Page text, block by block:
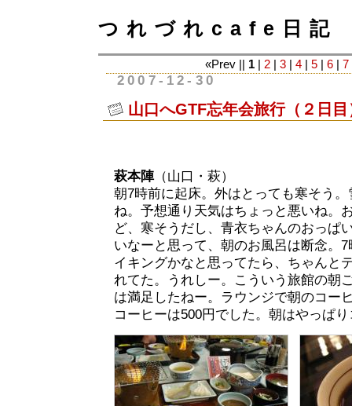
つれづれcafe日記
«Prev || 1 2 3 4 5 6 7
2007-12-30
山口へGTF忘年会旅行（２日目
萩本陣（山口・萩）
朝7時前に起床。外はとっても寒そう
ね。予想通り天気はちょっと悪いね。
ど、寒そうだし、青衣ちゃんのおっぱ
いなーと思って、朝のお風呂は断念。
イキングかなと思ってたら、ちゃんと
れてた。うれしー。こういう旅館の朝
は満足したねー。ラウンジで朝のコー
コーヒーは500円でした。朝はやっぱ